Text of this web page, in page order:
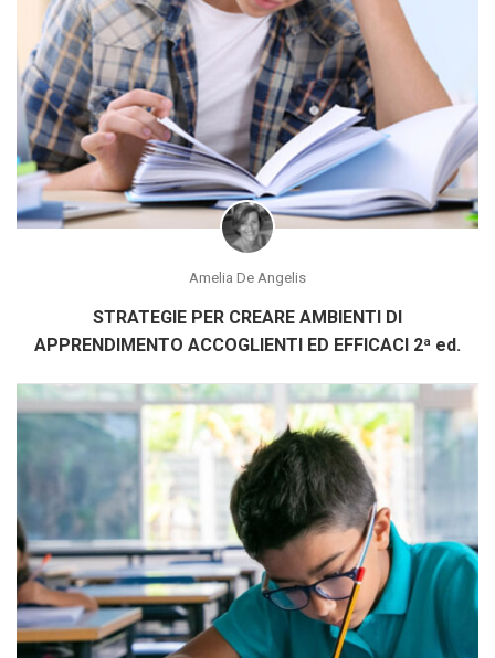
Amelia De Angelis
STRATEGIE PER CREARE AMBIENTI DI
APPRENDIMENTO ACCOGLIENTI ED EFFICACI 2ª ed.